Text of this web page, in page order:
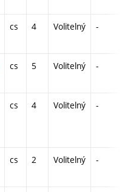
cs 4 Volitelný -
cs 5 Volitelný -
cs 4 Volitelný -
cs 2 Volitelný -